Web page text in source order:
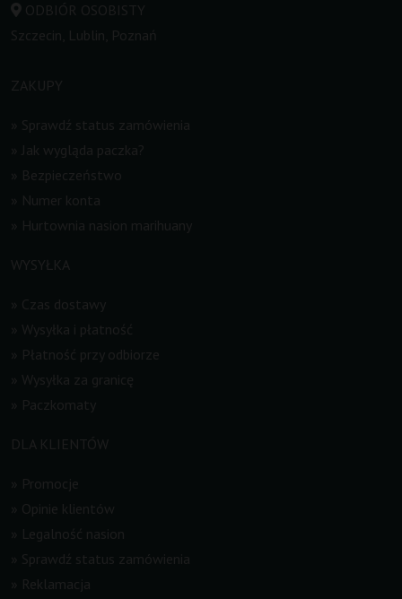
ODBIÓR OSOBISTY
Szczecin, Lublin, Poznań
ZAKUPY
Sprawdź status zamówienia
Jak wygląda paczka?
Bezpieczeństwo
Numer konta
Hurtownia nasion marihuany
WYSYŁKA
Czas dostawy
Wysyłka i płatność
Płatność przy odbiorze
Wysyłka za granicę
Paczkomaty
DLA KLIENTÓW
Promocje
Opinie klientów
Legalność nasion
Sprawdź status zamówienia
Reklamacja